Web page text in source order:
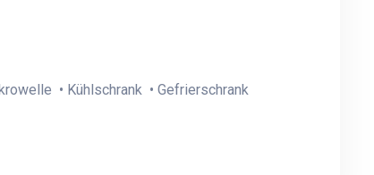
• Kühlschrank • Gefrierschrank